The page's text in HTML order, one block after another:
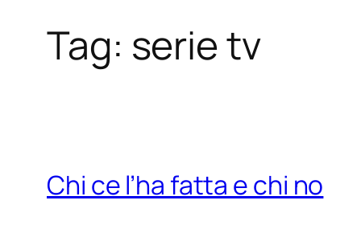
Tag: serie tv
Chi ce l’ha fatta e chi no